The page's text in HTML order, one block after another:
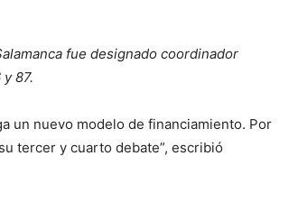
fue designado coordinador
87.
un nuevo modelo de financiamiento. Por
tercer y cuarto debate”, escribió